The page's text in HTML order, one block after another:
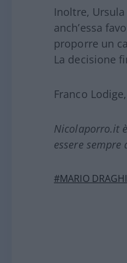
Inoltre,
anch’essa
proporre un
La decisione
Franco
Nicolaporro.it
essere sempre
#MARIO DRAGHI